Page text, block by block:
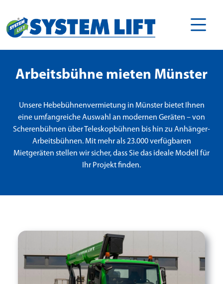
Arbeitsbühne mieten Münster
Unsere Hebebühnenvermietung in Münster bietet Ihnen
eine umfangreiche Auswahl an modernen Geräten – von
Scherenbühnen über Teleskopbühnen bis hin zu Anhänger-
Arbeitsbühnen. Mit mehr als 23.000 verfügbaren
Mietgeräten stellen wir sicher, dass Sie das ideale Modell für
Ihr Projekt finden.